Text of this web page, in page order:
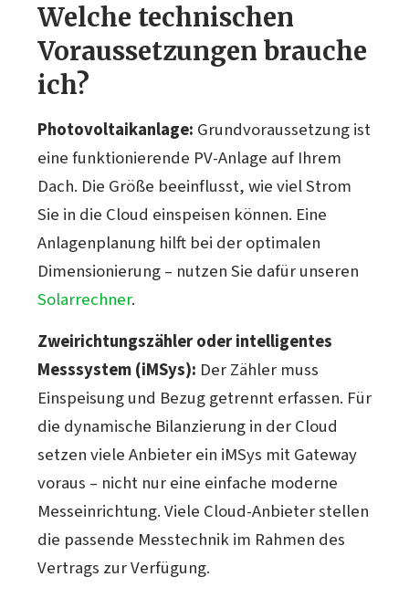
Welche technischen
Voraussetzungen brauche
ich?
Photovoltaikanlage: Grundvoraussetzung ist
eine funktionierende PV-Anlage auf Ihrem
Dach. Die Größe beeinflusst, wie viel Strom
Sie in die Cloud einspeisen können. Eine
Anlagenplanung hilft bei der optimalen
Dimensionierung – nutzen Sie dafür unseren
Solarrechner.
Zweirichtungszähler oder intelligentes
Messsystem (iMSys): Der Zähler muss
Einspeisung und Bezug getrennt erfassen. Für
die dynamische Bilanzierung in der Cloud
setzen viele Anbieter ein iMSys mit Gateway
voraus – nicht nur eine einfache moderne
Messeinrichtung. Viele Cloud-Anbieter stellen
die passende Messtechnik im Rahmen des
Vertrags zur Verfügung.